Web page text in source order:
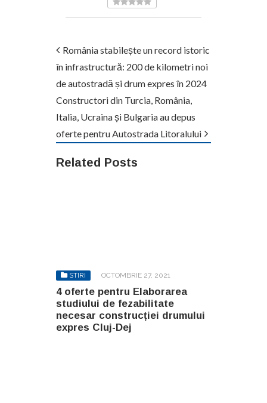
România stabilește un record istoric
în infrastructură: 200 de kilometri noi
de autostradă și drum expres în 2024
Constructori din Turcia, România,
Italia, Ucraina și Bulgaria au depus
oferte pentru Autostrada Litoralului
Related Posts
STIRI OCTOMBRIE 27, 2021
4 oferte pentru Elaborarea
studiului de fezabilitate
necesar construcției drumului
expres Cluj-Dej